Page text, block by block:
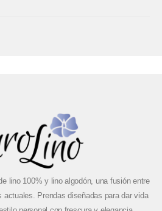
lino 100% y lino algodón, una fusión entre
actuales. Prendas diseñadas para dar vida